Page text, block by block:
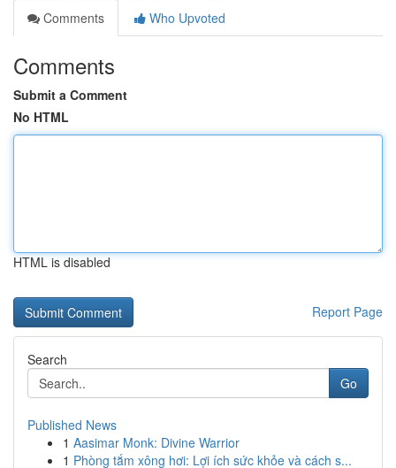
Comments
Who Upvoted
Comments
Submit a Comment
No HTML
HTML is disabled
Report Page
Search
Go
Published News
1 Aasimar Monk: Divine Warrior
1 Phòng tắm xông hơi: Lợi ích sức khỏe và cách s...